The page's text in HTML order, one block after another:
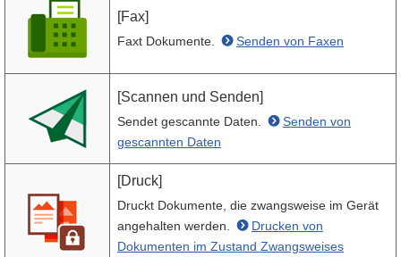
[Fax]
Faxt Dokumente. Senden von Faxen
[Scannen und Senden]
Sendet gescannte Daten.
Senden von
gescannten Daten
[Druck]
Druckt Dokumente, die zwangsweise im Gerät
angehalten werden.
Drucken von
Dokumenten im Zustand Zwangsweises